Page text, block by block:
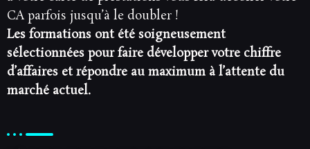
CA parfois jusqu’à le doubler !
Les formations ont été soigneusement
sélectionnées pour faire développer votre chiffre
d’affaires et répondre au maximum à l’attente du
marché actuel.